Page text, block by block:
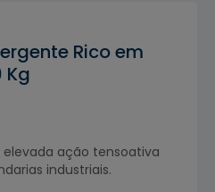
Rico em
Kg
ação tensoativa
industriais.